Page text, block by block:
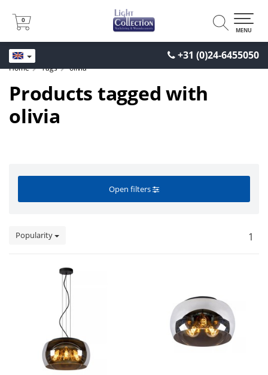
+31 (0)24-6455050
0
0
MENU
Home Tags olivia
Products tagged with
olivia
Open filters
Popularity 1